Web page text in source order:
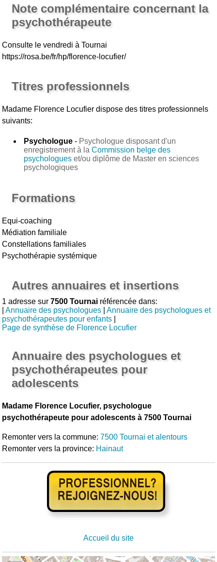
Note complémentaire concernant la
psychothérapeute
Consulte le vendredi à Tournai
https://rosa.be/fr/hp/florence-locufier/
Titres professionnels
Madame Florence Locufier dispose des titres professionnels
suivants:
Psychologue - Psychologue disposant d'un
enregistrement à laCommission belge des
psychologues et/ou diplôme de Master en sciences
psychologiques
Formations
Equi-coaching
Médiation familiale
Constellations familiales
Psychothérapie systémique
Autres annuaires et insertions
1 adresse sur7500 Tournai référencée dans:
|Annuaire des psychologues |Annuaire des psychologues et
psychothérapeutes pour enfants
Page de synthèse de Florence Locufier
Annuaire des psychologues et
psychothérapeutes pour
adolescents
Madame Florence Locufier, psychologue
psychothérapeute pour adolescents à 7500 Tournai
Remonter vers la commune:7500 Tournai et alentours
Remonter vers la province: Hainaut
Accueil du site